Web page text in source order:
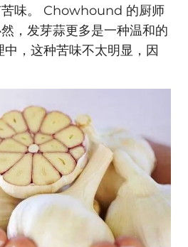
苦味。 Chowhound 的厨师
，发芽蒜更多是一种温和的
，这种苦味不太明显，因